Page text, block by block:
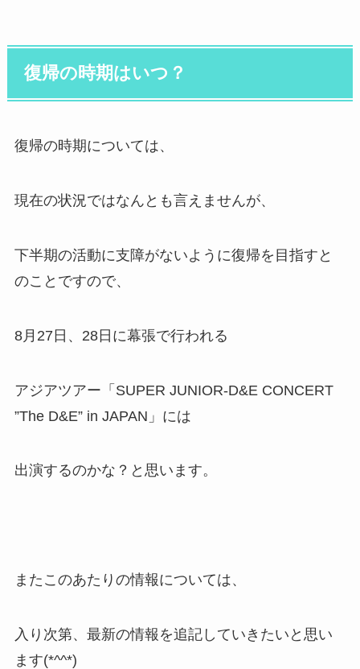
復帰の時期はいつ？
復帰の時期については、
現在の状況ではなんとも言えませんが、
下半期の活動に支障がないように復帰を目指すと
のことですので、
8月27日、28日に幕張で行われる
アジアツアー「SUPER JUNIOR-D&E CONCERT
”The D&E” in JAPAN」には
出演するのかな？と思います。
またこのあたりの情報については、
入り次第、最新の情報を追記していきたいと思い
ます(*^^*)